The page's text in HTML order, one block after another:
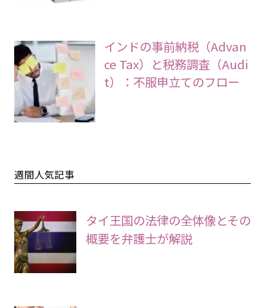
インドの事前納税（Advan
ce Tax）と税務調査（Audi
t）：不服申立てのフロー
週間人気記事
タイ王国の法律の全体像とその
概要を弁護士が解説